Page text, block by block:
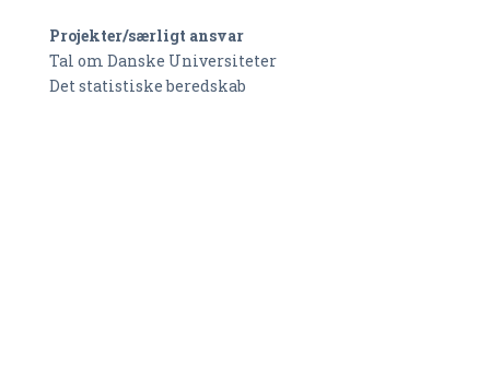
Projekter/særligt ansvar
Tal om Danske Universiteter
Det statistiske beredskab